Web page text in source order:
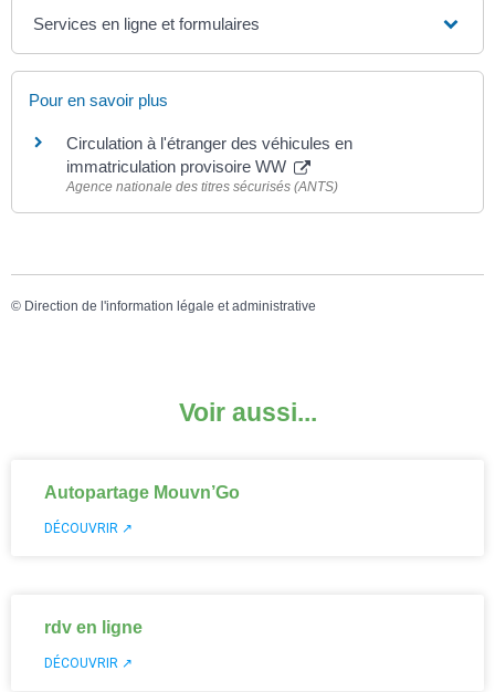
Services en ligne et formulaires
Pour en savoir plus
Circulation à l'étranger des véhicules en
immatriculation provisoire WW
Agence nationale des titres sécurisés (ANTS)
© Direction de l'information légale et administrative
Voir aussi...
Autopartage Mouvn’Go
DÉCOUVRIR ↗
rdv en ligne
DÉCOUVRIR ↗